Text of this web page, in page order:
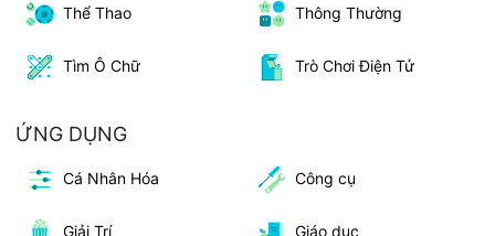
Thể Thao Thông Thường
Tìm Ô Chữ Trò Chơi Điện Tử
ỨNG DỤNG
Cá Nhân Hóa Công cụ
Giải Trí Giáo dục